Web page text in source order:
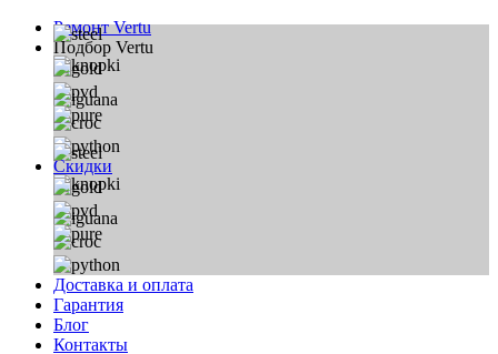
Ремонт Vertu
Подбор Vertu
Скидки
Доставка и оплата
Гарантия
Блог
Контакты